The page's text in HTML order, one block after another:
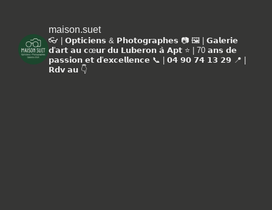
maison.suet
👓 | 𝗢𝗽𝘁𝗶𝗰𝗶𝗲𝗻𝘀 & 𝗣𝗵𝗼𝘁𝗼𝗴𝗿𝗮𝗽𝗵𝗲𝘀 📷 🖼️ | 𝗚𝗮𝗹𝗲𝗿𝗶𝗲
𝗱'𝗮𝗿𝘁 𝗮𝘂 𝗰œ𝘂𝗿 𝗱𝘂 𝗟𝘂𝗯𝗲𝗿𝗼𝗻 𝗮̀ 𝗔𝗽𝘁 ⭐️ | 70 𝗮𝗻𝘀 𝗱𝗲
𝗽𝗮𝘀𝘀𝗶𝗼𝗻 𝗲𝘁 𝗱'𝗲𝘅𝗰𝗲𝗹𝗹𝗲𝗻𝗰𝗲 📞 | 𝟬𝟰 𝟵𝟬 𝟳𝟰 𝟭𝟯 𝟮𝟵 📍 |
𝗥𝗱𝘃 𝗮𝘂 👇